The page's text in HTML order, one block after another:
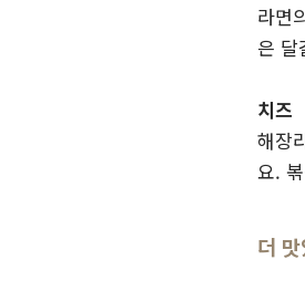
라면
은 달
치즈
해장
요.
더